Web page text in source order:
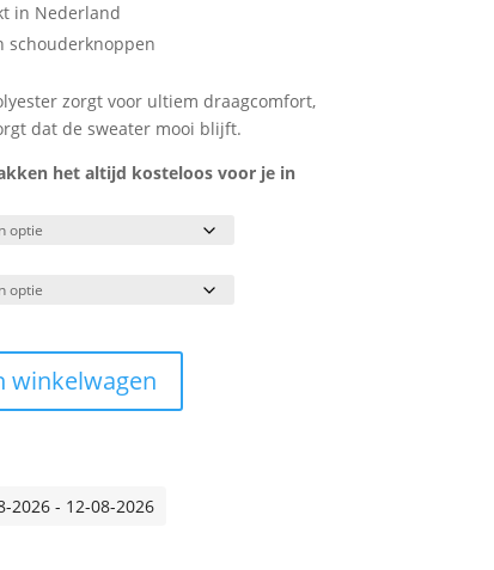
in Nederland
schouderknoppen
zorgt voor ultiem draagcomfort,
dat de sweater mooi blijft.
het altijd kosteloos voor je in
winkelwagen
2026 - 12-08-2026